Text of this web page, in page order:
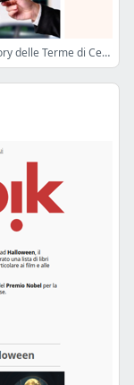
Investire in strutture ricettive termali: il case history delle Terme di Cervia e Brisighella